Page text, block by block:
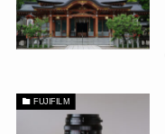
FUJIFILM